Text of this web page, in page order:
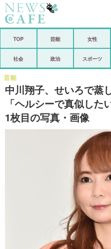
芸能
恋愛
登録・ログ
TOP 芸能 女性
社会 政治 スポーツ
中川翔子、せいろで蒸
「ヘルシーで真似し
1枚目の写真・画像
芸能